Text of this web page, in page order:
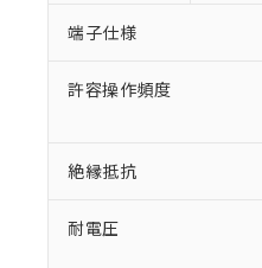
端子仕様
許容操作頻度
絶縁抵抗
耐電圧